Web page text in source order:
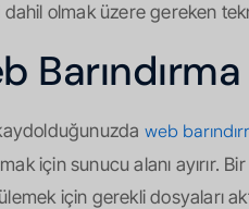
olmak üzere gereken
Barındırma
web
için sunucu alanı ayırır. Bir
için gerekli dosyaları